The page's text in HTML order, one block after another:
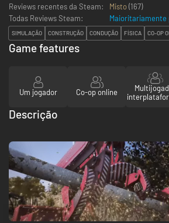
Reviews recentes da Steam:
Misto(167)
Todas Reviews Steam:
Maioritariamente
SIMULAÇÃO CONSTRUÇÃO CONDUÇÃO FÍSICA CO-OP
Game features
Um jogador Co-op online
Descrição